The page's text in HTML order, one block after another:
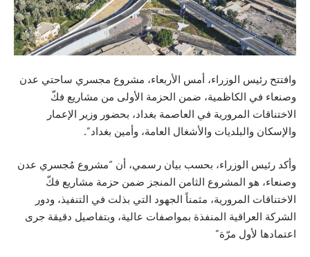
وافتتح رئيس الوزراء، أمس الأربعاء، مشروع مجسري ساحتي عدن
وصنعاء في الكاظمية، ضمن الحزمة الأولى من مشاريع فكّ
الاختناقات المرورية في العاصمة بغداد، بحضور وزير الإعمار
والإسكان والبلديات والأشغال العامة، وأمين بغداد”.
وأكد رئيس الوزراء، بحسب بيان رسمي، أن “مشروع مُجسري عدن
وصنعاء، هو المشروع الثامن المنجز ضمن حزمة مشاريع فكّ
الاختناقات المرورية، مثمناً الجهود التي بذلت في التنفيذ، ودور
الشركة العراقية المنفذة بمواصفات عالية، وبتفاصيل دقيقة جرى
اعتمادها لأول مرّة”